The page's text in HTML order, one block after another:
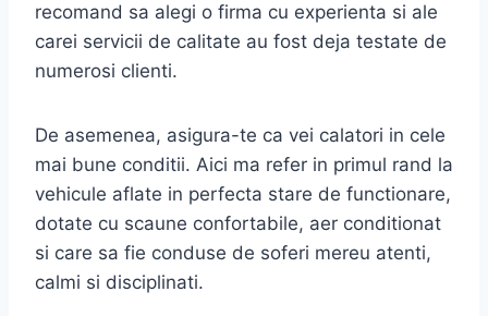
recomand sa alegi o firma cu experienta si ale
carei servicii de calitate au fost deja testate de
numerosi clienti.
De asemenea, asigura-te ca vei calatori in cele
mai bune conditii. Aici ma refer in primul rand la
vehicule aflate in perfecta stare de functionare,
dotate cu scaune confortabile, aer conditionat
si care sa fie conduse de soferi mereu atenti,
calmi si disciplinati.